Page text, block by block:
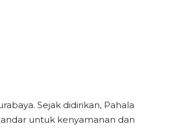
Sejak didirikan, Pahala
untuk kenyamanan dan